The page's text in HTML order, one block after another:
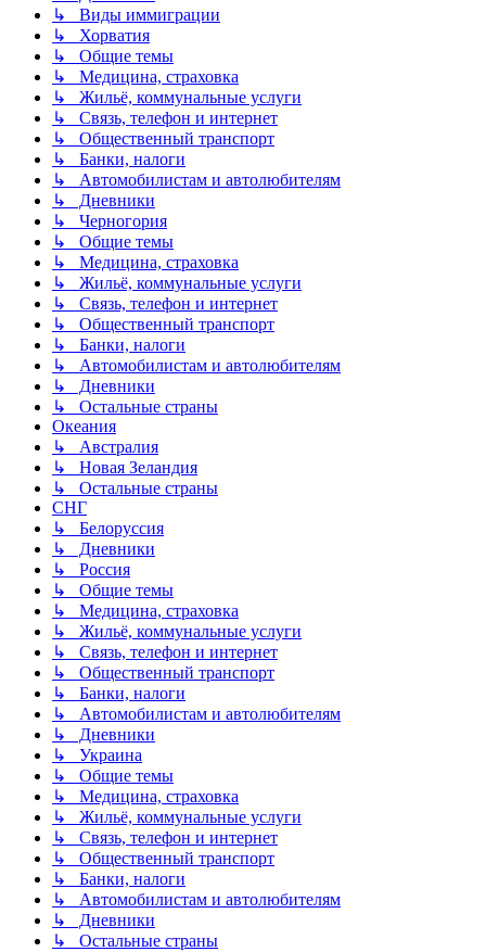
↳ Виды иммиграции
↳ Хорватия
↳ Общие темы
↳ Медицина, страховка
↳ Жильё, коммунальные услуги
↳ Связь, телефон и интернет
↳ Общественный транспорт
↳ Банки, налоги
↳ Автомобилистам и автолюбителям
↳ Дневники
↳ Черногория
↳ Общие темы
↳ Медицина, страховка
↳ Жильё, коммунальные услуги
↳ Связь, телефон и интернет
↳ Общественный транспорт
↳ Банки, налоги
↳ Автомобилистам и автолюбителям
↳ Дневники
↳ Остальные страны
Океания
↳ Австралия
↳ Новая Зеландия
↳ Остальные страны
СНГ
↳ Белоруссия
↳ Дневники
↳ Россия
↳ Общие темы
↳ Медицина, страховка
↳ Жильё, коммунальные услуги
↳ Связь, телефон и интернет
↳ Общественный транспорт
↳ Банки, налоги
↳ Автомобилистам и автолюбителям
↳ Дневники
↳ Украина
↳ Общие темы
↳ Медицина, страховка
↳ Жильё, коммунальные услуги
↳ Связь, телефон и интернет
↳ Общественный транспорт
↳ Банки, налоги
↳ Автомобилистам и автолюбителям
↳ Дневники
↳ Остальные страны